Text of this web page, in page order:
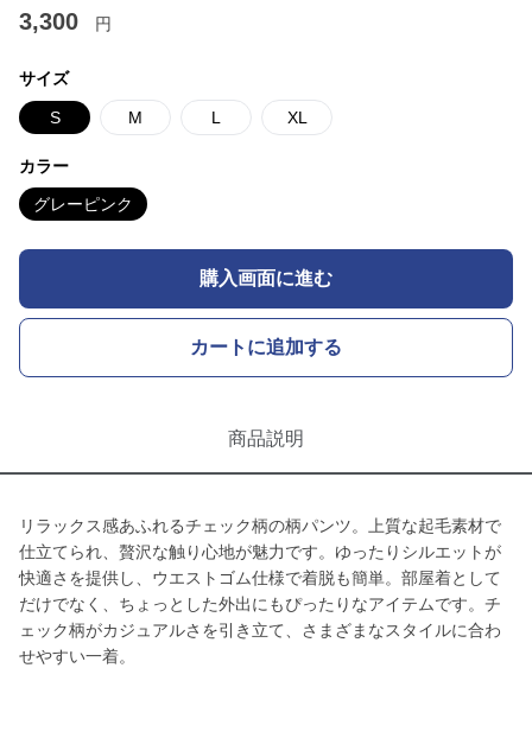
3,300 円
サイズ
S M L XL
カラー
グレーピンク
購入画面に進む
カートに追加する
商品説明
リラックス感あふれるチェック柄の柄パンツ。上質な起毛素材で
仕立てられ、贅沢な触り心地が魅力です。ゆったりシルエットが
快適さを提供し、ウエストゴム仕様で着脱も簡単。部屋着として
だけでなく、ちょっとした外出にもぴったりなアイテムです。チ
ェック柄がカジュアルさを引き立て、さまざまなスタイルに合わ
せやすい一着。